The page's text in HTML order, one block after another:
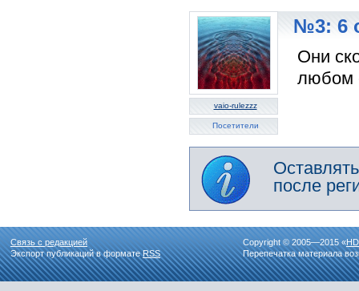
vaio-rulezzz
Посетители
№3: 6
Они
любом
после
Связь с редакцией
Экспорт публикаций в форматеRSS
Copyright © 2005—2015 «
Перепечатка материала